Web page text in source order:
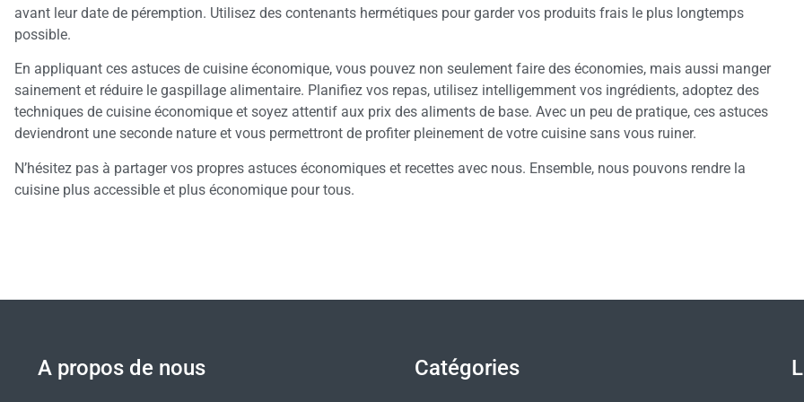
avant leur date de péremption. Utilisez des contenants hermétiques pour garder vos produits frais le plus longtemps
possible.
En appliquant ces astuces de cuisine économique, vous pouvez non seulement faire des économies, mais aussi manger
sainement et réduire le gaspillage alimentaire. Planifiez vos repas, utilisez intelligemment vos ingrédients, adoptez des
techniques de cuisine économique et soyez attentif aux prix des aliments de base. Avec un peu de pratique, ces astuces
deviendront une seconde nature et vous permettront de profiter pleinement de votre cuisine sans vous ruiner.
N’hésitez pas à partager vos propres astuces économiques et recettes avec nous. Ensemble, nous pouvons rendre la
cuisine plus accessible et plus économique pour tous.
A propos de nous Catégories